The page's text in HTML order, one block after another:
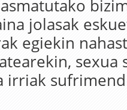
jolasak
egiekin
sexua
irriak